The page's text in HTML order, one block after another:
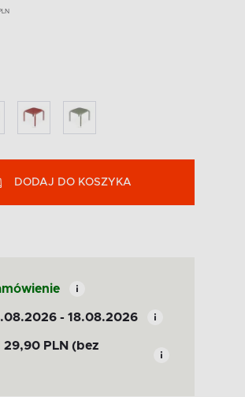
DODAJ DO KOSZYKA
- 18.08.2026
29,90 PLN (bez